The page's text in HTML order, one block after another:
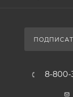
8-800-